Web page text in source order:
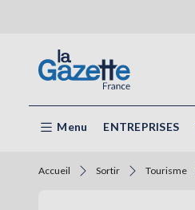
Menu ENTREPRISES
Accueil Sortir Tourisme